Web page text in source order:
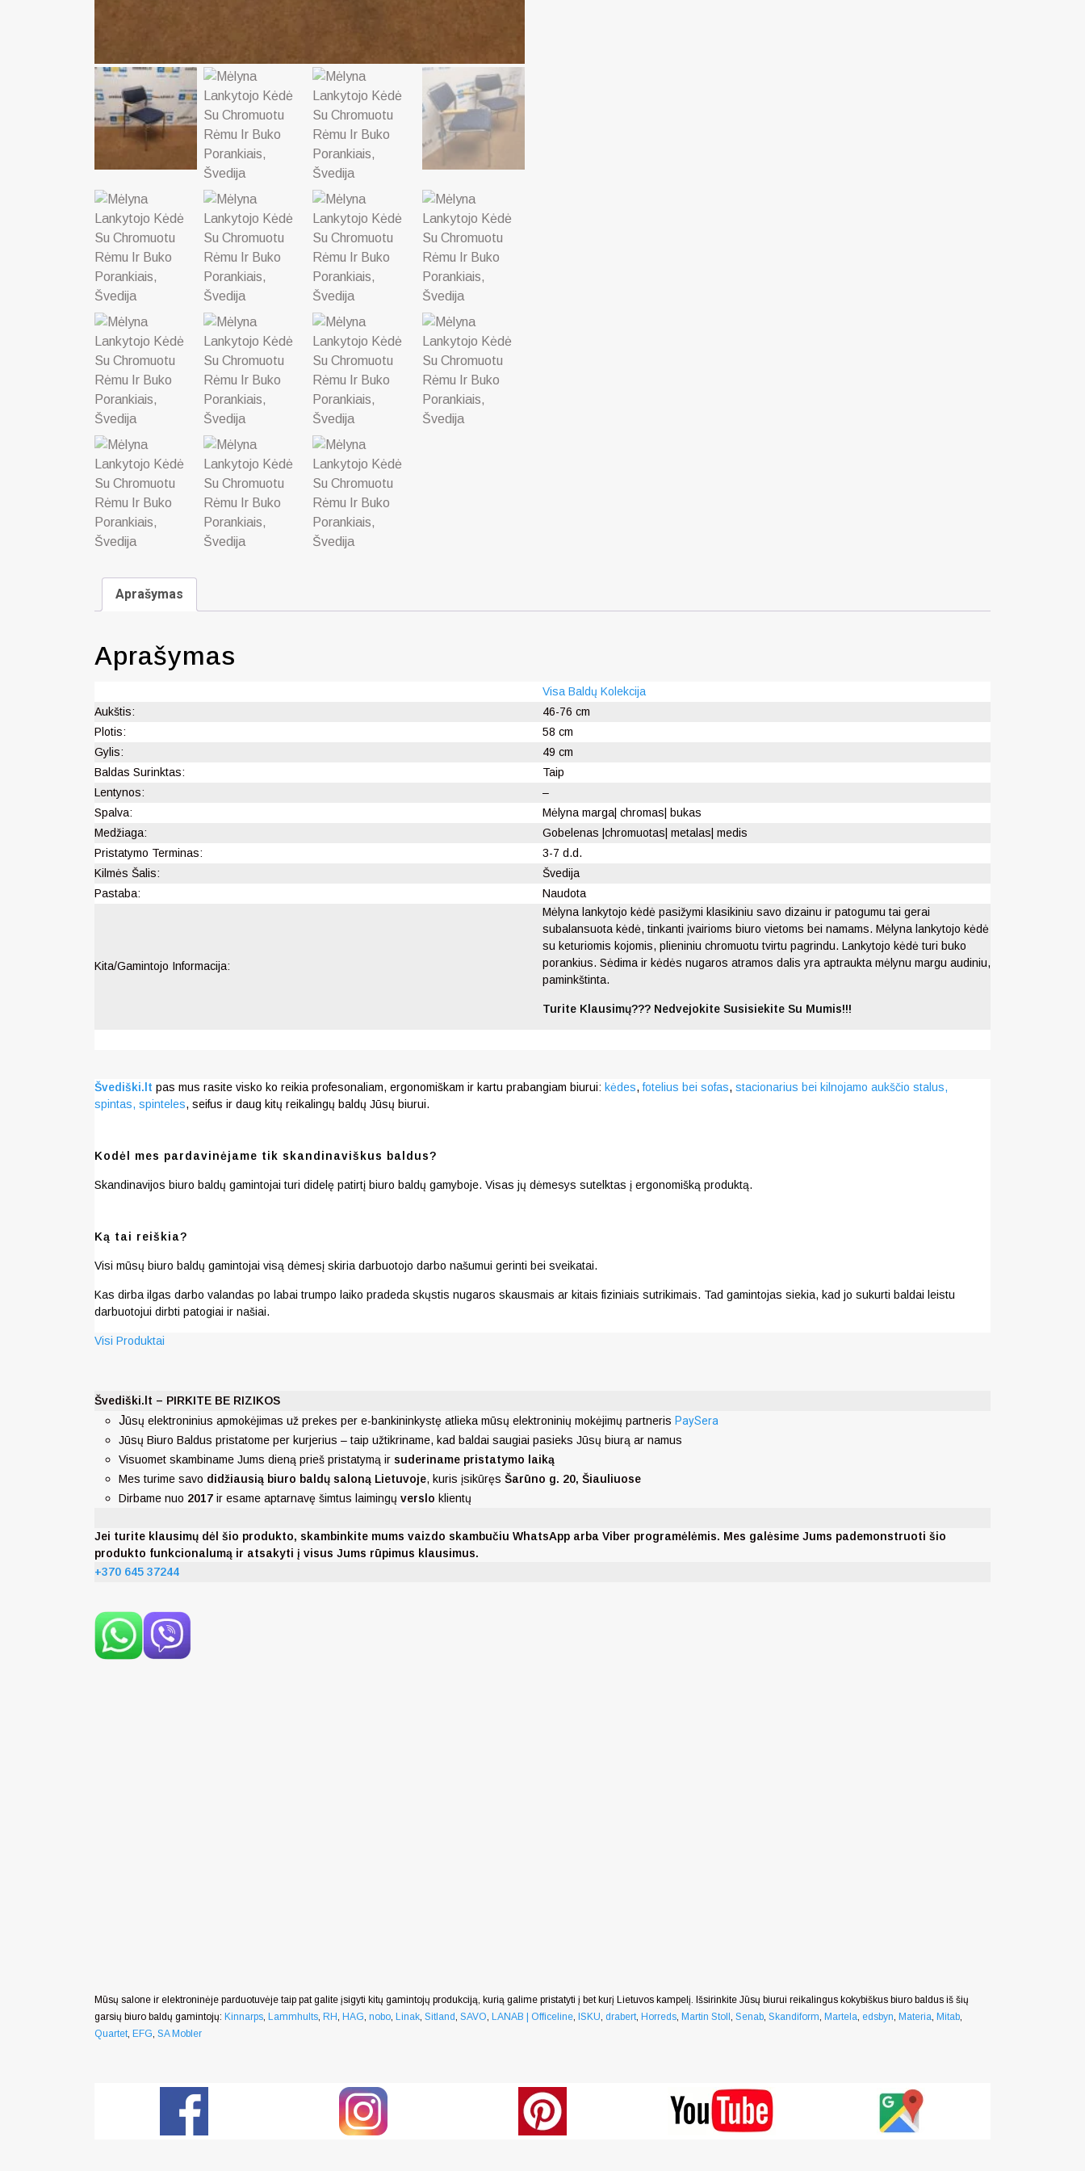
Aprašymas
Aprašymas
Visa Baldų Kolekcija
Aukštis:
46-76 cm
Plotis:
58 cm
Gylis:
49 cm
Baldas Surinktas:
Taip
Lentynos:
–
Spalva:
Mėlyna marga| chromas| bukas
Medžiaga:
Gobelenas |chromuotas| metalas| medis
Pristatymo Terminas:
3-7 d.d.
Kilmės Šalis:
Švedija
Pastaba:
Naudota
Kita/Gamintojo Informacija:
Mėlyna lankytojo kėdė pasižymi klasikiniu savo dizainu ir patogumu tai gerai
subalansuota kėdė, tinkanti įvairioms biuro vietoms bei namams. Mėlyna lankytojo kėdė
su keturiomis kojomis, plieniniu chromuotu tvirtu pagrindu. Lankytojo kėdė turi buko
porankius. Sėdima ir kėdės nugaros atramos dalis yra aptraukta mėlynu margu audiniu,
paminkštinta.
Turite Klausimų??? Nedvejokite Susisiekite Su Mumis!!!
Švediški.lt pas mus rasite visko ko reikia profesonaliam, ergonomiškam ir kartu prabangiam biurui: kėdes,fotelius bei sofas, stacionarius bei kilnojamo aukščio stalus,
spintas, spinteles, seifus ir daug kitų reikalingų baldų Jūsų biurui.
Kodėl mes pardavinėjame tik skandinaviškus baldus?
Skandinavijos biuro baldų gamintojai turi didelę patirtį biuro baldų gamyboje. Visas jų dėmesys sutelktas į ergonomišką produktą.
Ką tai reiškia?
Visi mūsų biuro baldų gamintojai visą dėmesį skiria darbuotojo darbo našumui gerinti bei sveikatai.
Kas dirba ilgas darbo valandas po labai trumpo laiko pradeda skųstis nugaros skausmais ar kitais fiziniais sutrikimais. Tad gamintojas siekia, kad jo sukurti baldai leistu
darbuotojui dirbti patogiai ir našiai.
Visi Produktai
Švediški.lt – PIRKITE BE RIZIKOS
Jūsų elektroninius apmokėjimas už prekes per e-bankininkystę atlieka mūsų elektroninių mokėjimų partneris PaySera
Jūsų Biuro Baldus pristatome per kurjerius – taip užtikriname, kad baldai saugiai pasieks Jūsų biurą ar namus
Visuomet skambiname Jums dieną prieš pristatymą ir suderiname pristatymo laiką
Mes turime savo didžiausią biuro baldų saloną Lietuvoje, kuris įsikūręs Šarūno g. 20, Šiauliuose
Dirbame nuo 2017 ir esame aptarnavę šimtus laimingų verslo klientų
Jei turite klausimų dėl šio produkto, skambinkite mums vaizdo skambučiu WhatsApp arba Viber programėlėmis. Mes galėsime Jums pademonstruoti šio
produkto funkcionalumą ir atsakyti į visus Jums rūpimus klausimus.
+370 645 37244
Mūsų salone ir elektroninėje parduotuvėje taip pat galite įsigyti kitų gamintojų produkciją, kurią galime pristatyti į bet kurį Lietuvos kampelį. Išsirinkite Jūsų biurui reikalingus kokybiškus biuro baldus iš šių
garsių biuro baldų gamintojų: Kinnarps Lammhults RH HAG nobo Linak Sitland SAVO LANAB | Officeline ISKU drabert, Horreds Martin Stoll Senab Skandiform Martela edsbyn Materia Mitab
Quartet, EFG SA Mobler